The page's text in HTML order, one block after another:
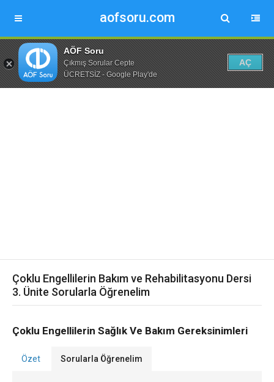
aofsoru.com
AÖF Soru
Çıkmış Sorular Cepte
ÜCRETSİZ - Google Play'de
AÇ
Çoklu Engellilerin Bakım ve Rehabilitasyonu Dersi
3. Ünite Sorularla Öğrenelim
Çoklu Engellilerin Sağlık Ve Bakım Gereksinimleri
Özet Sorularla Öğrenelim